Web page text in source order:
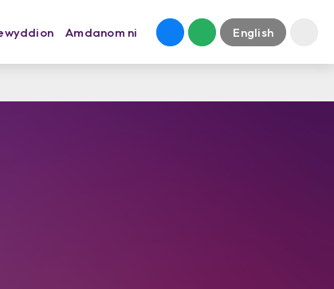
Amdanom ni English